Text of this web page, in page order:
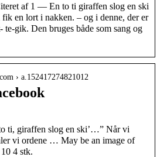
af 1 — En to ti giraffen slog en ski
en lort i nakken. – og i denne, der er
gik. Den bruges både som sang og
› a.152417274821012
ti, giraffen slog en ski’…” Når vi
vi ordene … May be an image of
4 stk.